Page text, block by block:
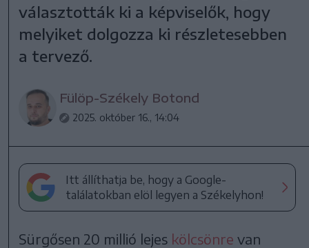
választották ki a képviselők, hogy
melyiket dolgozza ki részletesebben
a tervező.
Fülöp-Székely Botond
2025. október 16., 14:04
Itt állíthatja be, hogy a Google-
találatokban elöl legyen a Székelyhon!
Sürgősen 20 millió lejes kölcsönre van